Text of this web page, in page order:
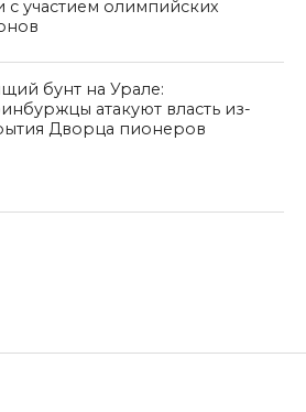
с участием олимпийских
бунт на Урале:
атакуют власть из-
Дворца пионеров